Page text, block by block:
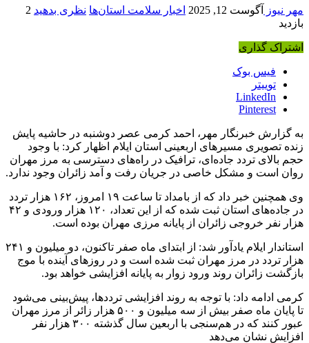
مهر نیوز آگوست 12, 2025 اخبار سلامت استان‌ها نظری بدهید 2
بازدید
اشتراک گذاری
فیس بوک
توییتر
LinkedIn
Pinterest
به گزارش خبرنگار مهر، احمد کرمی عصر دوشنبه در حاشیه پایش
زنده تصویری مسیرهای اربعینی استان ایلام اظهار کرد: با وجود
حجم بالای تردد جاده‌ای، ترافیک در راه‌های دسترسی به مرز مهران
روان است و مشکل خاصی در جریان رفت و آمد زائران وجود ندارد.
وی همچنین خبر داد که از بامداد تا ساعت ۱۹ امروز، ۱۶۲ هزار تردد
در جاده‌های استان ثبت شده که از این تعداد، ۱۲۰ هزار ورودی و ۴۲
هزار نفر خروجی زائران از پایانه مرزی مهران بوده است.
استاندار ایلام یادآور شد: از ابتدای ماه صفر تاکنون، دو میلیون و ۲۴۱
هزار تردد در مرز مهران ثبت شده است و در روزهای آینده با موج
بازگشت زائران روند ورود زوار به پایانه افزایشی خواهد بود.
کرمی ادامه داد: با توجه به روند افزایشی ترددها، پیش‌بینی می‌شود
تا پایان ماه صفر بیش از سه میلیون و ۵۰۰ هزار زائر از مرز مهران
عبور کنند که در هم‌سنجی
با اربعین سال گذشته ۳۰۰ هزار نفر
افزایش نشان می‌دهد